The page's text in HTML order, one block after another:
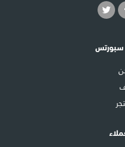
سبورتس